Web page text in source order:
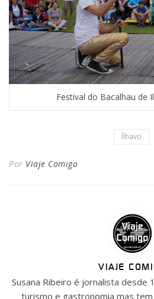
Festival do Bacalhau de
Ílhavo
Por Viaje Comigo
VIAJE
Susana Ribeiro é jornalista desde
turismo e gastronomia mas